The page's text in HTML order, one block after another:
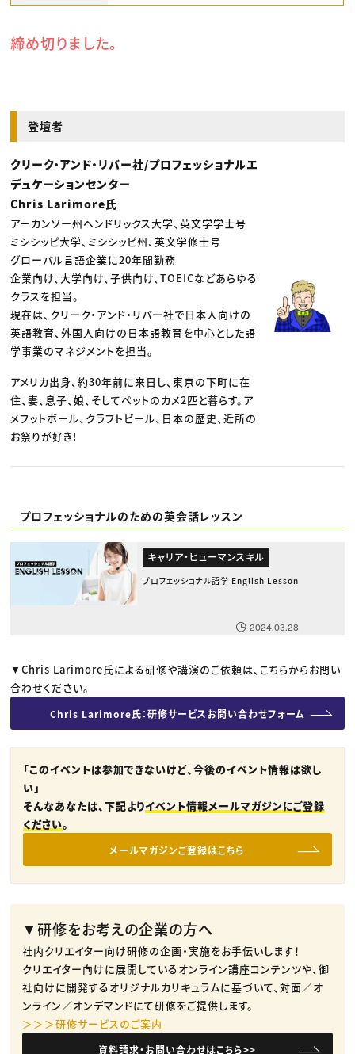
締め切りました。
登壇者
クリーク・アンド・リバー社/プロフェッショナルエ
デュケーションセンター
Chris Larimore氏
アーカンソー州ヘンドリックス大学、英文学学士号
ミシシッピ大学、ミシシッピ州、英文学修士号
グローバル言語企業に20年間勤務
企業向け、大学向け、子供向け、TOEICなどあらゆる
クラスを担当。
現在は、クリーク・アンド・リバー社で日本人向けの
英語教育、外国人向けの日本語教育を中心とした語
学事業のマネジメントを担当。
アメリカ出身、約30年前に来日し、東京の下町に在
住、妻、息子、娘、そしてペットのカメ2匹と暮らす。ア
メフットボール、クラフトビール、日本の歴史、近所の
お祭りが好き!
プロフェッショナルのための英会話レッスン
キャリア・ヒューマンスキル
プロフェッショナル語学 English Lesson
2024.03.28
▼Chris Larimore氏による研修や講演のご依頼は、こちらからお問い
合わせください。
Chris Larimore氏：研修サービスお問い合わせフォーム
「このイベントは参加できないけど、今後のイベント情報は欲し
い」
そんなあなたは、下記よりイベント情報メールマガジンにご登録
ください。
メールマガジンご登録はこちら
▼研修をお考えの企業の方へ
社内クリエイター向け研修の企画・実施をお手伝いします！
クリエイター向けに展開しているオンライン講座コンテンツや、御
社向けに開発するオリジナルカリキュラムに基づいて、対面／オ
ンライン／オンデマンドにて研修をご提供します。
＞＞＞研修サービスのご案内
資料請求・お問い合わせはこちら>>